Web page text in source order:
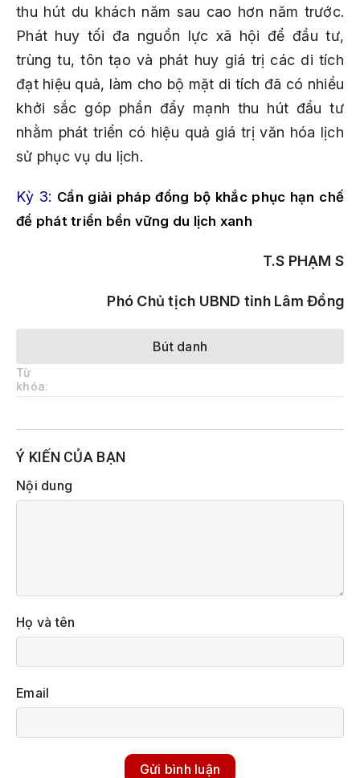
thu hút du khách năm sau cao hơn năm trước.
Phát huy tối đa nguồn lực xã hội để đầu tư,
trùng tu, tôn tạo và phát huy giá trị các di tích
đạt hiệu quả, làm cho bộ mặt di tích đã có nhiều
khởi sắc góp phần đẩy mạnh thu hút đầu tư
nhằm phát triển có hiệu quả giá trị văn hóa lịch
sử phục vụ du lịch.
Kỳ 3: Cần giải pháp đồng bộ khắc phục hạn chế
để phát triển bền vững du lịch xanh
T.S PHẠM S
Phó Chủ tịch UBND tỉnh Lâm Đồng
Bút danh
Từ
khóa:
Ý KIẾN CỦA BẠN
Nội dung
Họ và tên
Email
Gửi bình luận